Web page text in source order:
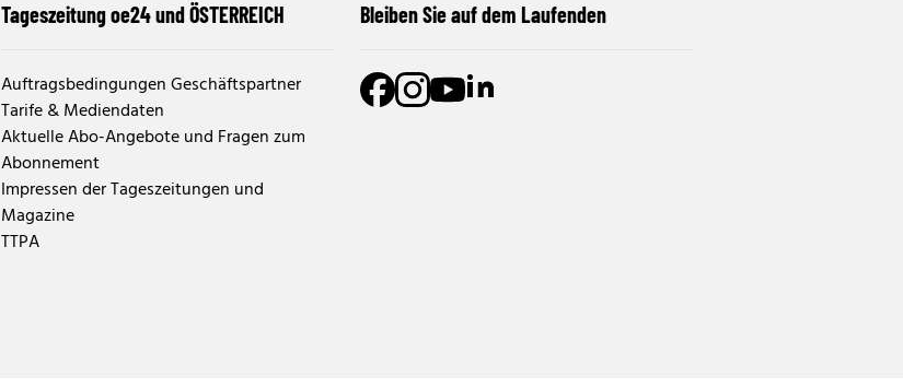
Tageszeitung oe24 und ÖSTERREICH
Auftragsbedingungen Geschäftspartner
Tarife & Mediendaten
Aktuelle Abo-Angebote und Fragen zum
Abonnement
Impressen der Tageszeitungen und
Magazine
TTPA
Bleiben Sie auf dem Laufenden